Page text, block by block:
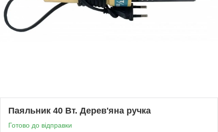
Паяльник 40 Вт. Дерев'яна ручка
Готово до відправки